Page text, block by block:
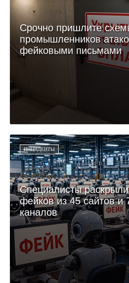
Срочно пришлите
промышленников
фейковыми письмами
ИНЦИДЕНТЫ
Специалисты
фейков из 45 сайтов и
каналов